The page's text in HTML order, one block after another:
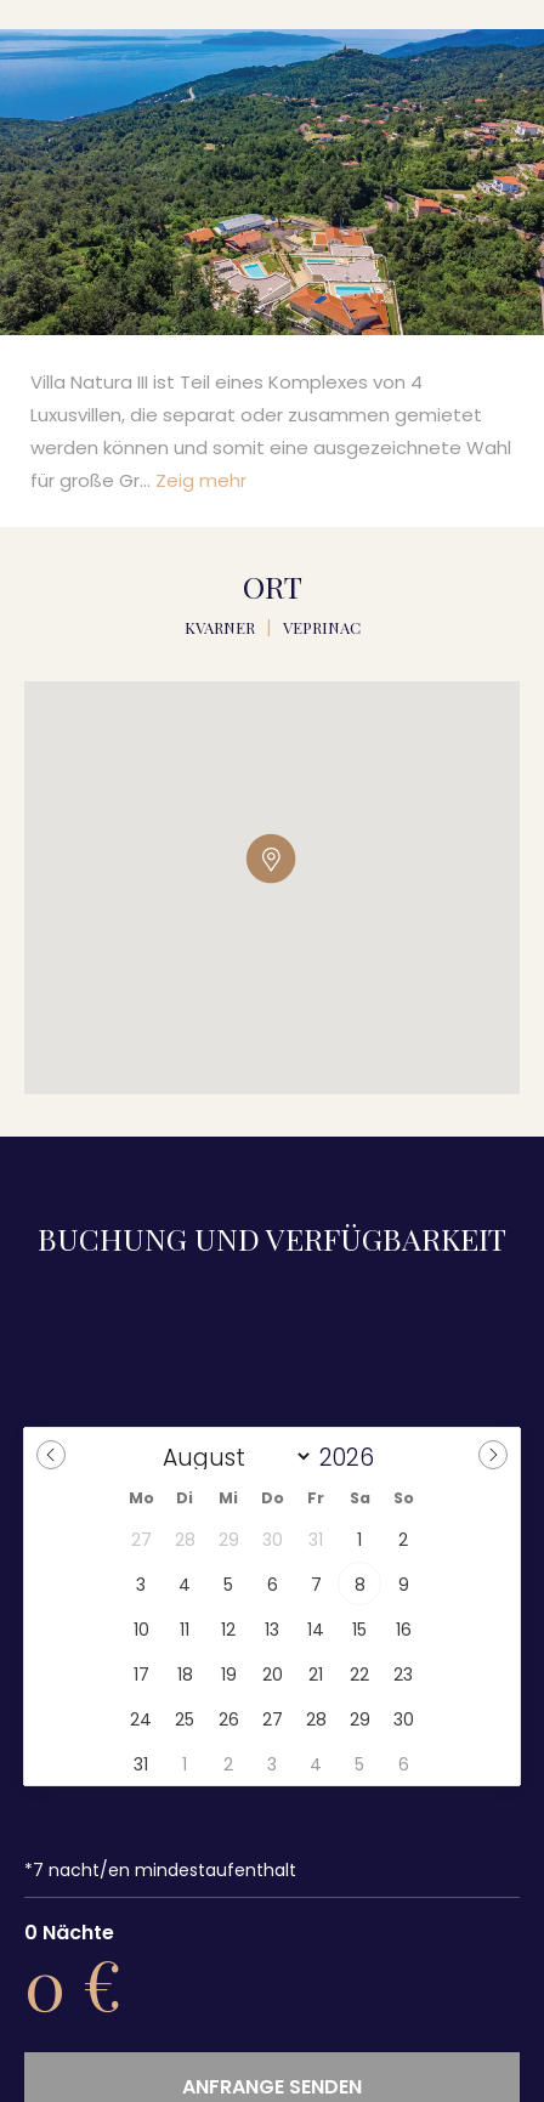
Villa Natura III ist Teil eines Komplexes von 4
Luxusvillen, die separat oder zusammen gemietet
werden können und somit eine ausgezeichnete Wahl
für große Gr... Zeig mehr
ORT
KVARNER VEPRINAC
BUCHUNG UND VERFÜGBARKEIT
Mo Di Mi Do Fr Sa So
27 28 29 30 31 1
2
3
4 5 6 7 8
9
10
11 12 13 14 15
16
17
18 19 20 21 22
23
24
25 26 27 28 29
30
31
1 2 3 4 5 6
*7 nacht/en mindestaufenthalt
0 Nächte
0 €
ANFRANGE SENDEN